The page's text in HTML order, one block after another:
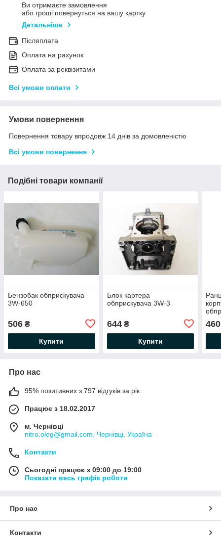
Ви отримаєте замовлення
або гроші повернуться на вашу картку
Детальніше
Післяплата
Оплата на рахунок
Оплата за реквізитами
Всі умови оплати
Умови повернення
Повернення товару впродовж 14 днів за домовленістю
Всі умови повернення
Подібні товари компанії
Бензобак обприскувача
3W-650
506 ₴
Купити
Блок картера
обприскувача 3W-3
644₴
Купити
460
Про нас
95% позитивних з 797 відгуків за рік
Працює з 18.02.2017
м. Чернівці
nitro.oleg@gmail.com, Чернівці, Україна
Контакти
Сьогодні працює з 09:00 до 19:00
Показати весь графік роботи
Про нас
Контакти